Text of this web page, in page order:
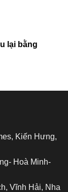
lại bằng
Kiến Hưng,
Hoà Minh-
Vĩnh Hải, Nha